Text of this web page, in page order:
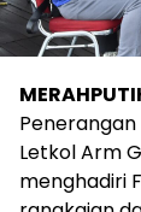
Letkol Arm
menghadiri